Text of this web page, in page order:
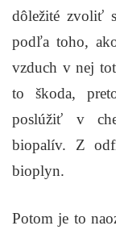
dôležité zvoliť
podľa toho,
vzduch v nej
to škoda,
poslúžiť v
biopalív. Z
bioplyn.
Potom je to